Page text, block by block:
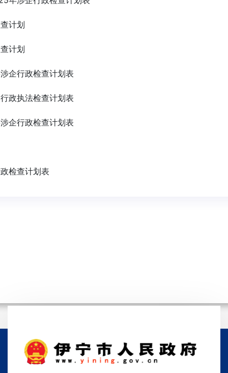
计划
计划
企行政检查计划表
政执法检查计划表
企行政检查计划表
检查计划表